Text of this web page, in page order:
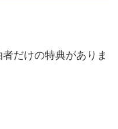
だけの特典がありま